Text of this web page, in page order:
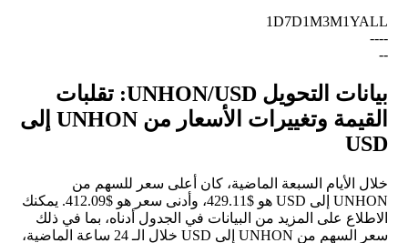
1D7D1M3M1YALL
--
--
--
بيانات التحويل UNHON/USD: تقلبات
القيمة وتغييرات الأسعار من UNHON إلى
USD
خلال الأيام السبعة الماضية، كان أعلى سعر للسهم من
UNHON إلى USD هو $429.11، وأدنى سعر هو $412.09. يمكنك
الاطلاع على المزيد من البيانات في الجدول أدناه، بما في ذلك
سعر السهم من UNHON إلى USD خلال الـ 24 ساعة الماضية،